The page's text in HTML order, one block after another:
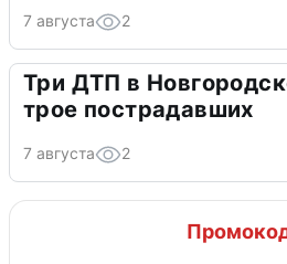
7 августа 2
Три ДТП в
трое пострадавших
7 августа 2